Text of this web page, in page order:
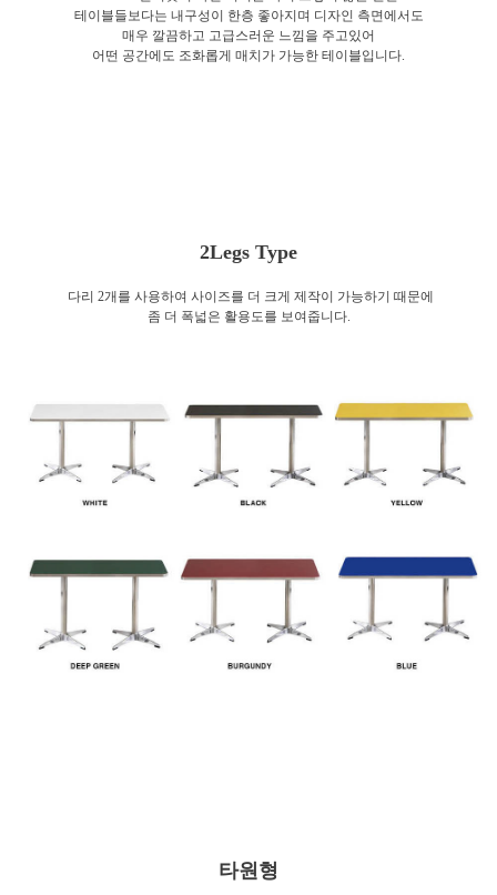
테이블들보다는 내구성이 한층 좋아지며 디자인 측면에서도
매우 깔끔하고 고급스러운 느낌을 주고있어
어떤 공간에도 조화롭게 매치가 가능한 테이블입니다.
2Legs Type
다리 2개를 사용하여 사이즈를 더 크게 제작이 가능하기 때문에
좀 더 폭넓은 활용도를 보여줍니다.
타원형